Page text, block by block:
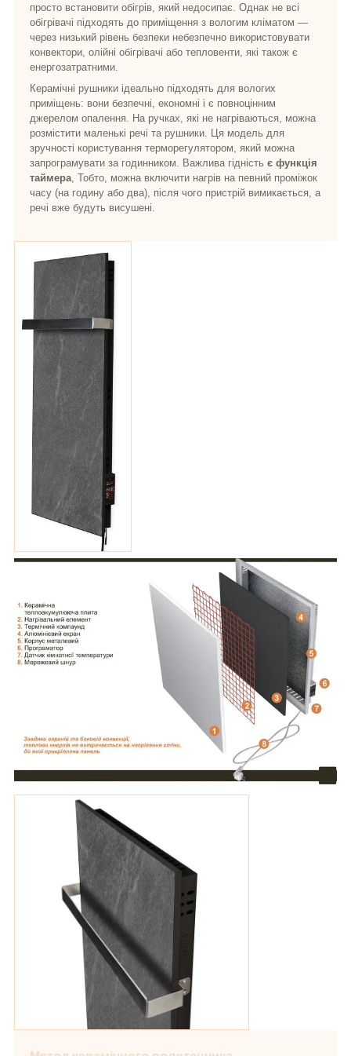
просто встановити обігрів, який недосипає. Однак не всі
обігрівачі підходять до приміщення з вологим кліматом —
через низький рівень безпеки небезпечно використовувати
конвектори, олійні обігрівачі або тепловенти, які також є
енергозатратними.
Керамічні рушники ідеально підходять для вологих
приміщень: вони безпечні, економні і є повноцінним
джерелом опалення. На ручках, які не нагріваються, можна
розмістити маленькі речі та рушники. Ця модель для
зручності користування терморегулятором, який можна
запрограмувати за годинником. Важлива гідність є функція
таймера, Тобто, можна включити нагрів на певний проміжок
часу (на годину або два), після чого пристрій вимикається, а
речі вже будуть висушені.